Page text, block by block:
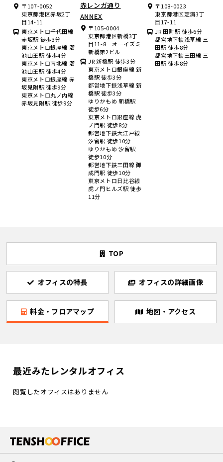
〒107-0052
東京都港区赤坂2丁
目14-11
東京メトロ千代田線
赤坂駅 徒歩3分
東京メトロ銀座線 溜
池山王駅 徒歩4分
東京メトロ南北線 溜
池山王駅 徒歩4分
東京メトロ銀座線 赤
坂見附駅 徒歩9分
東京メトロ丸ノ内線
赤坂見附駅 徒歩9分
赤レンガ通り
ANNEX
〒105-0004
東京都港区新橋3丁
目11-8 オーイズミ
新橋第2ビル
JR 新橋駅 徒歩3分
東京メトロ銀座線 新
橋駅 徒歩3分
都営地下鉄浅草線 新
橋駅 徒歩3分
ゆりかもめ 新橋駅
徒歩6分
東京メトロ銀座線 虎
ノ門駅 徒歩8分
都営地下鉄大江戸線
汐留駅 徒歩10分
ゆりかもめ 汐留駅
徒歩10分
都営地下鉄三田線 御
成門駅 徒歩10分
東京メトロ日比谷線
虎ノ門ヒルズ駅 徒歩
11分
〒108-0023
東京都港区芝浦3丁
目17-11
JR 田町駅 徒歩6分
都営地下鉄浅草線 三
田駅 徒歩8分
都営地下鉄三田線 三
田駅 徒歩8分
TOP
オフィスの特長 オフィスの詳細画像
料金・フロアマップ 地図・アクセス
最近みたレンタルオフィス
閲覧したオフィスはありません